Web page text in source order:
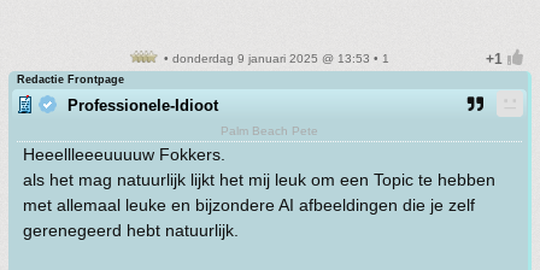
• donderdag 9 januari 2025 @ 13:53 • 1
Redactie Frontpage
Professionele-Idioot
Palm Beach Pete
Heeellleeeuuuuw Fokkers.
als het mag natuurlijk lijkt het mij leuk om een Topic te hebben
met allemaal leuke en bijzondere AI afbeeldingen die je zelf
gerenegeerd hebt natuurlijk.